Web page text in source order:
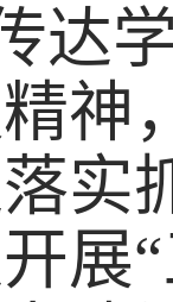
达
神
实
展